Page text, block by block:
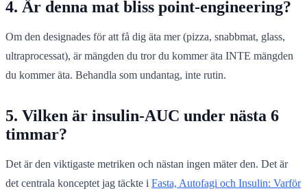
4. Är denna mat bliss point-engineering?
Om den designades för att få dig äta mer (pizza, snabbmat, glass,
ultraprocessat), är mängden du tror du kommer äta INTE mängden
du kommer äta. Behandla som undantag, inte rutin.
5. Vilken är insulin-AUC under nästa 6
timmar?
Det är den viktigaste metriken och nästan ingen mäter den. Det är
det centrala konceptet jag täckte i Fasta, Autofagi och Insulin: Varför